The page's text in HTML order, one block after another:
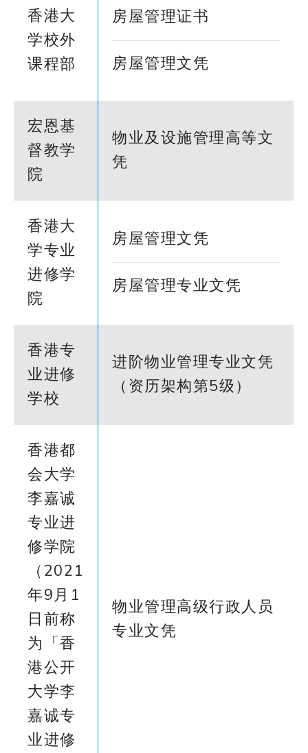
香港大
学校外
课程部
房屋管理证书
房屋管理文凭
宏恩基
督教学
院
物业及设施管理高等文
凭
香港大
学专业
进修学
院
房屋管理文凭
房屋管理专业文凭
香港专
业进修
学校
进阶物业管理专业文凭
（资历架构第5级）
香港都
会大学
李嘉诚
专业进
修学院
（2021
年9月1
日前称
为「香
港公开
大学李
嘉诚专
业进修
物业管理高级行政人员
专业文凭